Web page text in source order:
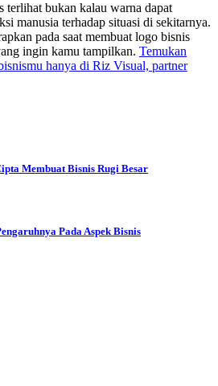
terlihat bukan kalau warna dapat
manusia terhadap situasi di sekitarnya.
pada saat membuat logo bisnis
ingin kamu tampilkan. Temukan
hanya di Riz Visual, partner
Membuat Bisnis Rugi Besar
Pada Aspek Bisnis